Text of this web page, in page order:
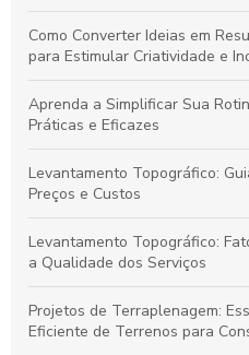
Como Converter Ideias em
para Estimular Criatividade e
Aprenda a Simplificar Sua
Práticas e Eficazes
Levantamento Topográfico:
Preços e Custos
Levantamento Topográfico:
a Qualidade dos Serviços
Projetos de Terraplenagem:
Eficiente de Terrenos para